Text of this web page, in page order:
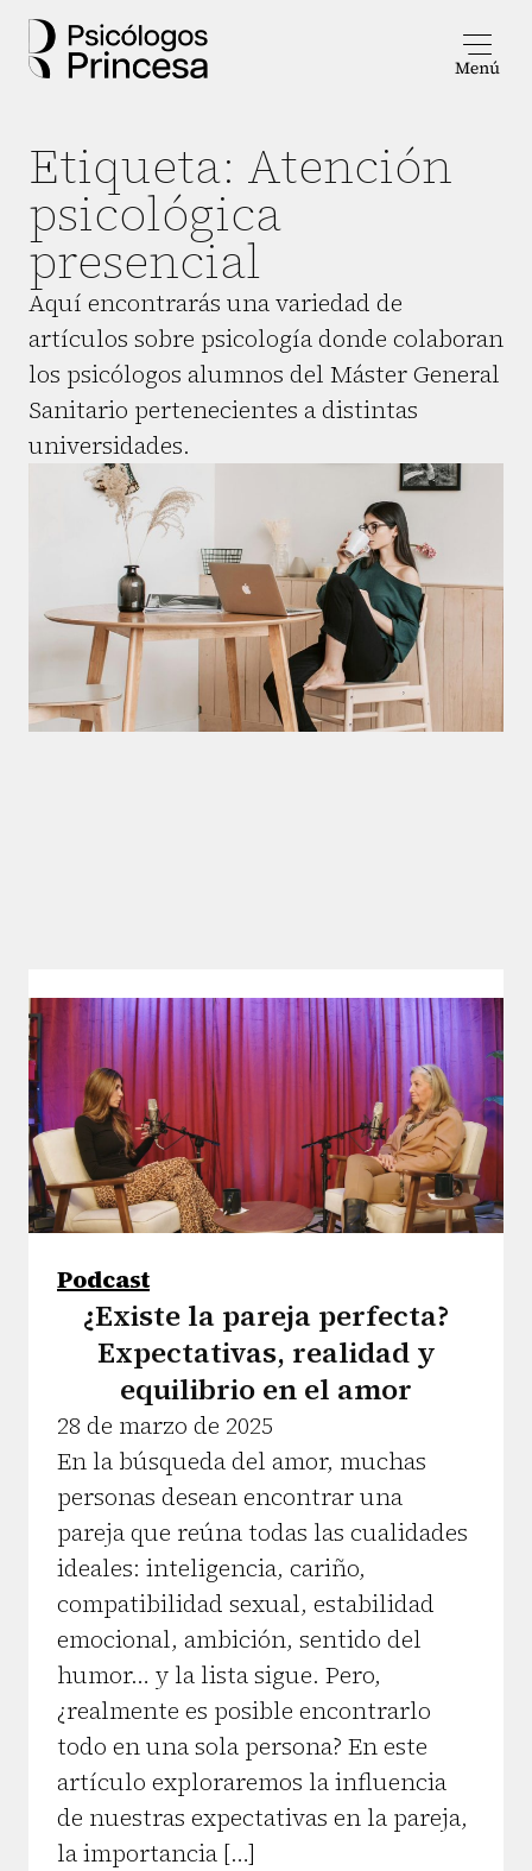
Etiqueta: Atención
psicológica
presencial
Aquí encontrarás una variedad de
artículos sobre psicología donde colaboran
los psicólogos alumnos del Máster General
Sanitario pertenecientes a distintas
universidades.
Podcast
¿Existe la pareja perfecta?
Expectativas, realidad y
equilibrio en el amor
28 de marzo de 2025
En la búsqueda del amor, muchas
personas desean encontrar una
pareja que reúna todas las cualidades
ideales: inteligencia, cariño,
compatibilidad sexual, estabilidad
emocional, ambición, sentido del
humor… y la lista sigue. Pero,
¿realmente es posible encontrarlo
todo en una sola persona? En este
artículo exploraremos la influencia
de nuestras expectativas en la pareja,
la importancia […]